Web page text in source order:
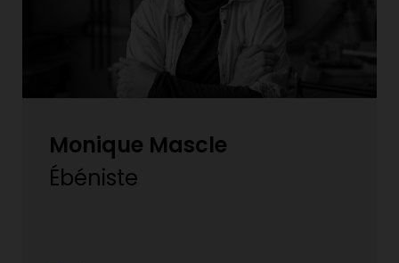
Monique Mascle
Ébéniste